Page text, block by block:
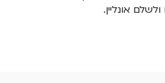
אונליין.